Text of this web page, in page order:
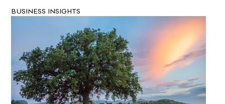
BUSINESS INSIGHTS